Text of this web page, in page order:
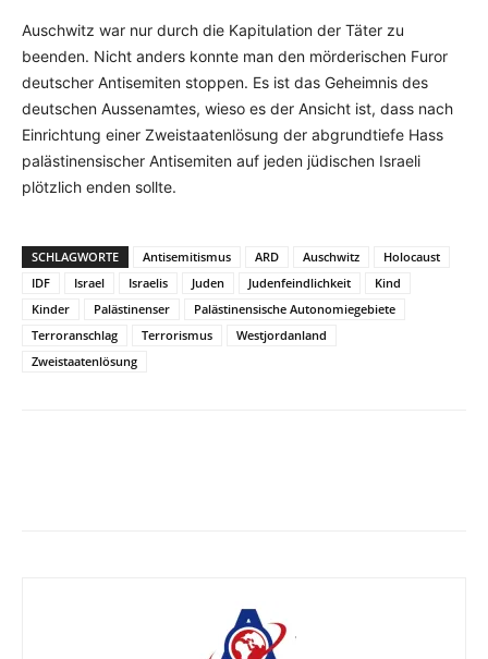
Auschwitz war nur durch die Kapitulation der Täter zu
beenden. Nicht anders konnte man den mörderischen Furor
deutscher Antisemiten stoppen. Es ist das Geheimnis des
deutschen Aussenamtes, wieso es der Ansicht ist, dass nach
Einrichtung einer Zweistaatenlösung der abgrundtiefe Hass
palästinensischer Antisemiten auf jeden jüdischen Israeli
plötzlich enden sollte.
SCHLAGWORTE Antisemitismus ARD Auschwitz
Holocaust
IDF
Israel Israelis Juden Judenfeindlichkeit
Kind
Kinder
Palästinenser
Palästinensische Autonomiegebiete
Terroranschlag
Terrorismus
Westjordanland
Zweistaatenlösung